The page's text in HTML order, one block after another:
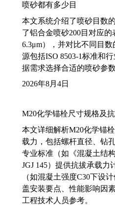
喷砂都有多少目
本文系统介绍了喷砂目数
了铝合金喷砂200目对应的
6.3μm），并对比不同目
源包括ISO 8503-1标准和
据需求选择合适的喷砂参数
2026年8月4日
M20化学锚栓尺寸规格及
本文详细解析M20化学锚
载力，包括螺杆直径、钻
专业标准（如《混凝土结
JGJ 145）提供抗拔承载力
（如混凝土强度C30下设
盖安装要点、性能影响因
工程技术人员参考。